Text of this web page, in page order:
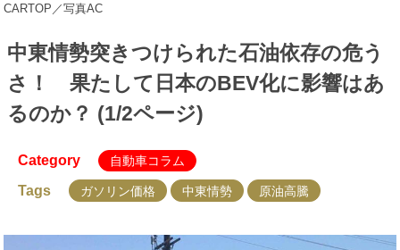
CARTOP／写真AC
中東情勢突きつけられた石油依存の危う
さ！ 果たして日本のBEV化に影響はあ
るのか？ (1/2ページ)
Category 自動車コラム
Tags ガソリン価格 中東情勢 原油高騰